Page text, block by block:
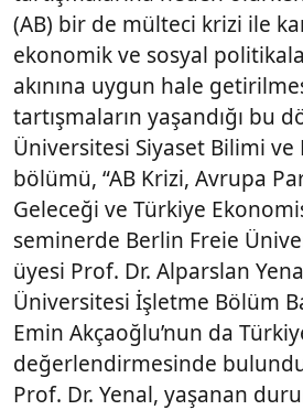
(AB) bir de mülteci krizi ile
ekonomik ve sosyal
akınına uygun hale
tartışmaların yaşandığı bu
Üniversitesi Siyaset Bilimi
bölümü, “AB Krizi, Avrupa
Geleceği ve Türkiye
seminerde Berlin Freie
üyesi Prof. Dr. Alparslan
Üniversitesi İşletme Bölüm
Emin Akçaoğlu’nun da
değerlendirmesinde
Prof. Dr. Yenal, yaşanan